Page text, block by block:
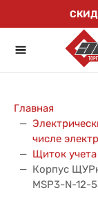
Главная
числе
Щиток
Корпус
MSP3-N-12-